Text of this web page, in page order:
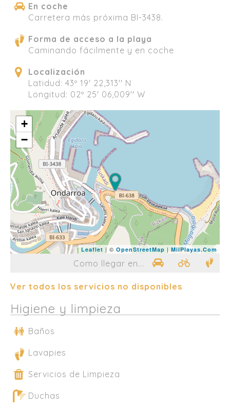
En coche
Carretera más próxima BI-3438.
Forma de acceso a la playa
Caminando fácilmente y en coche
Localización
Latidud: 43º 19' 22,313'' N
Longitud: 02º 25' 06,009'' W
+
−
Leaflet | © OpenStreetMap | MilPlayas.Com
Como llegar en...
Ver todos los servicios no disponibles
Higiene y limpieza
Baños
Lavapies
Servicios de Limpieza
Duchas